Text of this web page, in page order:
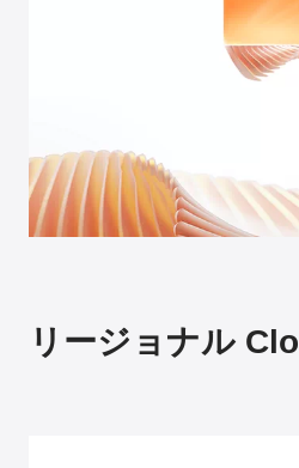
リージョナル